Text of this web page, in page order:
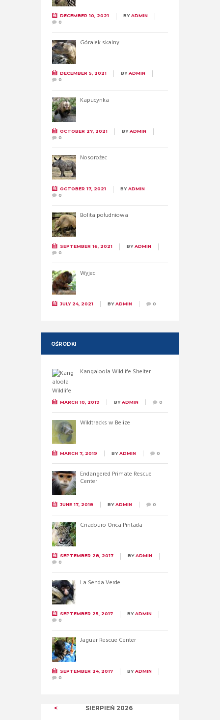
DECEMBER 10, 2021 BYADMIN
0
Góralek skalny
DECEMBER 5, 2021 BYADMIN
0
Kapucynka
OCTOBER 27, 2021 BYADMIN
0
Nosorożec
OCTOBER 17, 2021 BYADMIN
0
Bolita południowa
SEPTEMBER 16, 2021 BYADMIN
0
Wyjec
JULY 24, 2021 BYADMIN 0
OŚRODKI
Kangaloola Wildlife Shelter
MARCH 10, 2019 BYADMIN 0
Wildtracks w Belize
MARCH 7, 2019 BYADMIN 0
Endangered Primate Rescue
Center
JUNE 17, 2018 BYADMIN 0
Criadouro Onca Pintada
SEPTEMBER 28, 2017 BYADMIN
0
La Senda Verde
SEPTEMBER 25, 2017 BYADMIN
0
Jaguar Rescue Center
SEPTEMBER 24, 2017 BYADMIN
0
SIERPIEŃ 2026